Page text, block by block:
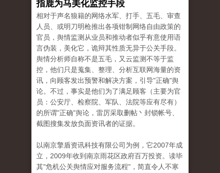
指鹿为马美化监控手段
相对于声名狼籍的网络水军、打手、五毛、审查
人员、或明刀明枪推出各项钳制网络自由政策的
官员，舆情监测从业员和推动者似乎有意使用语
言伪装，美化它，诡辩其性质无异于公关手段。
舆情分析师自称不是五毛，又云监测不等于监
控，他们只是蒐集、整理、分析互联网海量的资
讯，向顾客发出预警和解决方案，引导"正确"舆
论。不过，事实是他们为了满足顾客（主要为官
员：公安厅、检察院、军队、法院等应有尽有）
的所谓"正确"舆论，雷厉采取删帖丶封锁帐号、
截图搜集发放负面资讯者的证据。
以南京擎盾资讯科技有限公司为例，它2007年成
立，2009年收到南京雨花区政府百万投资。读毕
其"危机公关舆情应对服务流程"，简直令人不寒